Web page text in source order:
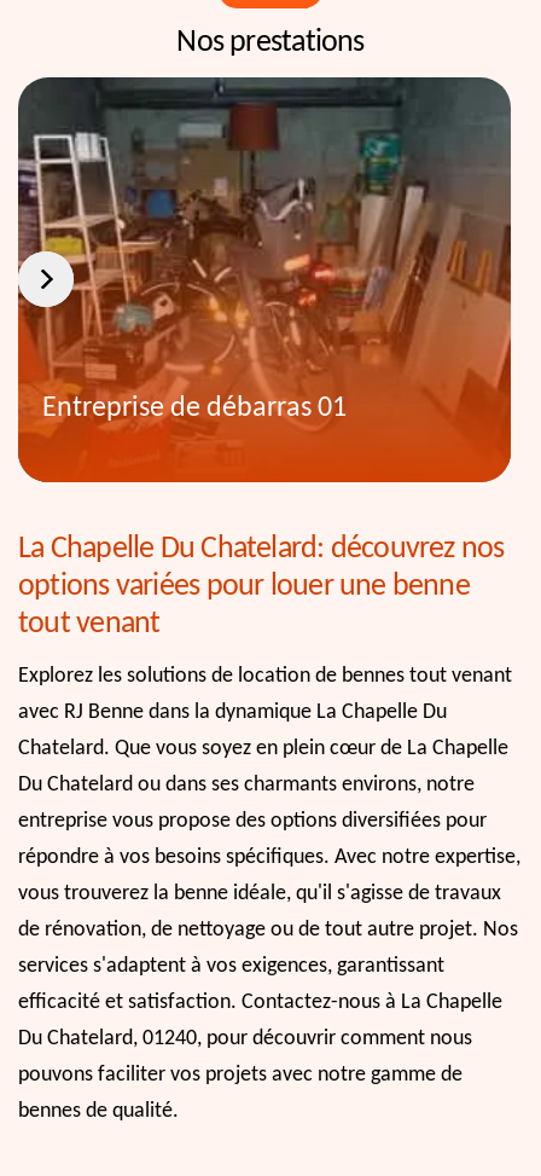
Nos prestations
Entreprise de débarras 01
La Chapelle Du Chatelard: découvrez nos
options variées pour louer une benne
tout venant
Explorez les solutions de location de bennes tout venant
avec RJ Benne dans la dynamique La Chapelle Du
Chatelard. Que vous soyez en plein cœur de La Chapelle
Du Chatelard ou dans ses charmants environs, notre
entreprise vous propose des options diversifiées pour
répondre à vos besoins spécifiques. Avec notre expertise,
vous trouverez la benne idéale, qu'il s'agisse de travaux
de rénovation, de nettoyage ou de tout autre projet. Nos
services s'adaptent à vos exigences, garantissant
efficacité et satisfaction. Contactez-nous à La Chapelle
Du Chatelard, 01240, pour découvrir comment nous
pouvons faciliter vos projets avec notre gamme de
bennes de qualité.